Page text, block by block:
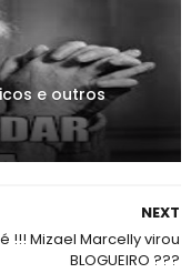
e outros
NEXT
!!! Mizael Marcelly virou
BLOGUEIRO ???